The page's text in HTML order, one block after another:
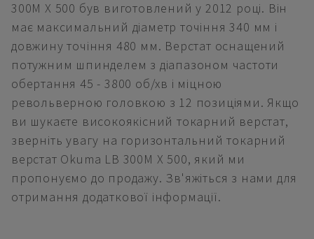
300M X 500 був виготовлений у 2012 році. Він
має максимальний діаметр точіння 340 мм і
довжину точіння 480 мм. Верстат оснащений
потужним шпинделем з діапазоном частоти
обертання 45 - 3800 об/хв і міцною
револьверною головкою з 12 позиціями. Якщо
ви шукаєте високоякісний токарний верстат,
зверніть увагу на горизонтальний токарний
верстат Okuma LB 300M X 500, який ми
пропонуємо до продажу. Зв'яжіться з нами для
отримання додаткової інформації.